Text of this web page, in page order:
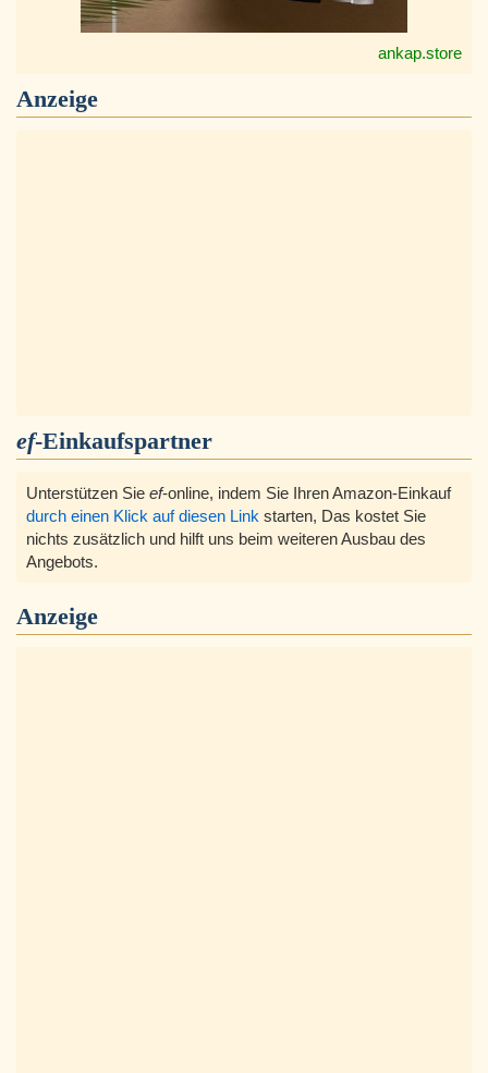
ankap.store
Anzeige
ef-Einkaufspartner
Unterstützen Sie ef-online, indem Sie Ihren Amazon-Einkauf
durch einen Klick auf diesen Link starten, Das kostet Sie
nichts zusätzlich und hilft uns beim weiteren Ausbau des
Angebots.
Anzeige